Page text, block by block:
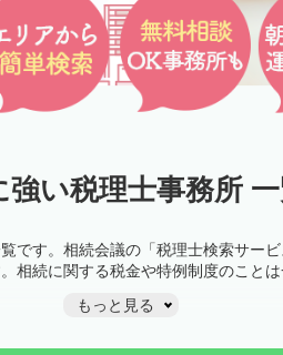
い税理士事務所
です。相続会議の「税理士検索サー
相続に関する税金や特例制度のこと
もっと見る